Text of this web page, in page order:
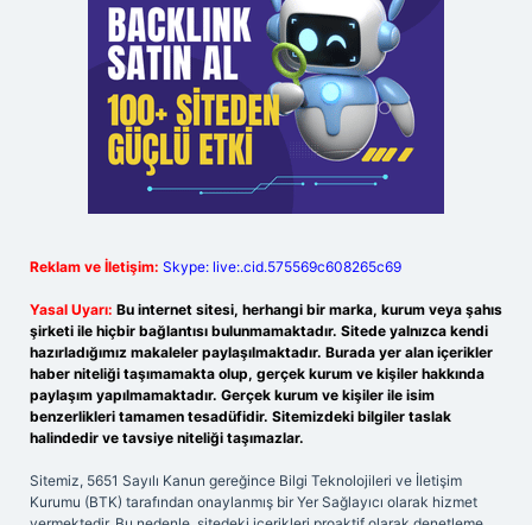
Reklam ve İletişim: Skype: live:.cid.575569c608265c69
Yasal Uyarı: Bu internet sitesi, herhangi bir marka, kurum veya şahıs
şirketi ile hiçbir bağlantısı bulunmamaktadır. Sitede yalnızca kendi
hazırladığımız makaleler paylaşılmaktadır. Burada yer alan içerikler
haber niteliği taşımamakta olup, gerçek kurum ve kişiler hakkında
paylaşım yapılmamaktadır. Gerçek kurum ve kişiler ile isim
benzerlikleri tamamen tesadüfidir. Sitemizdeki bilgiler taslak
halindedir ve tavsiye niteliği taşımazlar.
Sitemiz, 5651 Sayılı Kanun gereğince Bilgi Teknolojileri ve İletişim
Kurumu (BTK) tarafından onaylanmış bir Yer Sağlayıcı olarak hizmet